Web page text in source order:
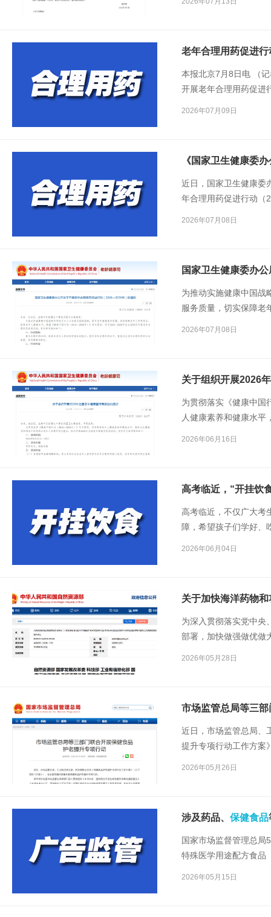
老年合理用药促进行
本报北京7月8日电 （
开展老年合理用药促进
2026年07月09日
近日，国家卫生健康委
年合理用药促进行动
2026年07月08日
为推动实施健康中国战
服务质量，切实保障老
2026年07月08日
关于组织开展2026
为贯彻落实《健康中
人健康素养和健康水平
2026年06月16日
高考临近，“开挂饮
高考临近，不仅广大考
障，希望孩子们学好、
2026年06月04日
关于加快海洋药物
为深入贯彻落实党中央
部署，加快做强做优做
2026年05月28日
市场监管总局等三
近日，市场监管总局、
提升专项行动工作方案
2026年05月26日
涉及药品、 保健食品
国家市场监督管理总局
特殊医学用途配方食品
2026年05月15日